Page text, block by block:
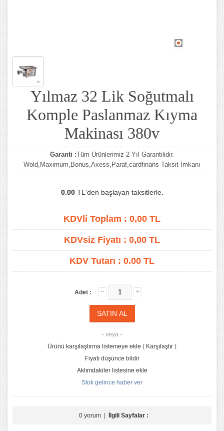
Yılmaz 32 Lik Soğutmalı
Komple Paslanmaz Kıyma
Makinası 380v
Garanti :Tüm Ürünlerimiz 2 Yıl Garantilidir.
Wold,Maximum,Bonus,Axess,Paraf,cardfinans Taksit İmkanı
0.00TL'den başlayan taksitlerle.
KDVli Toplam : 0,00 TL
KDVsiz Fiyatı : 0,00 TL
KDV Tutarı : 0.00 TL
Adet :
- veya -
Ürünü karşılaştırma listemeye ekle ( Karşılaştır )
Fiyatı düşünce bildir
Aklımdakiler listesine ekle
Stok gelince haber ver
0 yorum| İlgili Sayfalar :